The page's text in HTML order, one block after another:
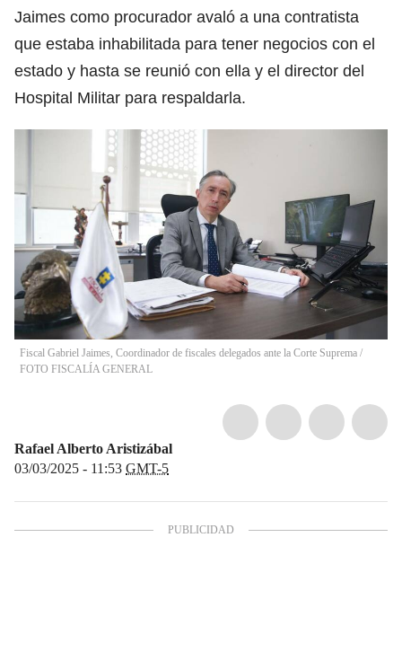
Jaimes como procurador avaló a una contratista
que estaba inhabilitada para tener negocios con el
estado y hasta se reunió con ella y el director del
Hospital Militar para respaldarla.
Fiscal Gabriel Jaimes, Coordinador de fiscales delegados ante la Corte Suprema /
FOTO FISCALÍA GENERAL
Rafael Alberto Aristizábal
03/03/2025 - 11:53 GMT-5